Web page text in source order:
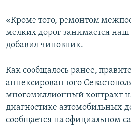
«Кроме того, ремонтом
мелких дорог занимается наш
добавил чиновник.
Как сообщалось ранее,
аннексированного
многомиллионный контракт
диагностике автомобильных
сообщается на официальном